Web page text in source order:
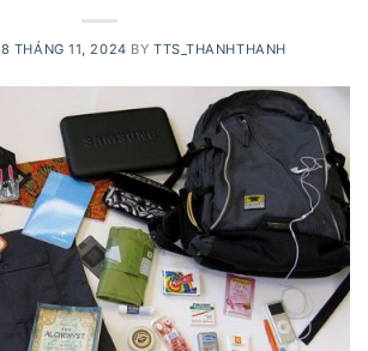
8 THÁNG 11, 2024 BY TTS_THANHTHANH